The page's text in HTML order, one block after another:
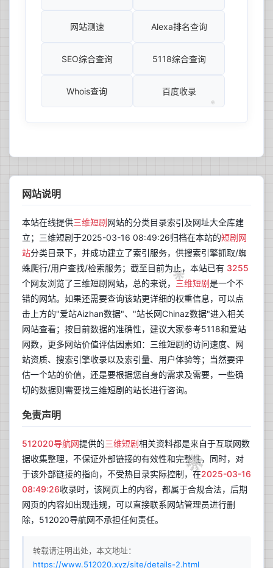
网站测速 Alexa排名查询
SEO综合查询 5118综合查询
Whois查询 百度收录
网站说明
本站在线提供三维短剧网站的分类目录索引及网址大全库建
立；三维短剧于2025-03-16 08:49:26归档在本站的短剧网
站分类目录下，并成功建立了索引服务，供搜索引擎抓取/蜘
蛛爬行/用户查找/检索服务；截至目前为止，本站已有 3255
个网友浏览了三维短剧网站，总的来说， 三维短剧是一个不
错的网站。如果还需要查询该站更详细的权重信息，可以点
击上方的"爱站Aizhan数据"、"站长网Chinaz数据"进入相关
网站查看；按目前数据的准确性，建议大家参考5118和爱站
网数，更多网站价值评估因素如：三维短剧的访问速度、网
站资质、搜索引擎收录以及索引量、用户体验等；当然要评
估一个站的价值，还是要根据您自身的需求及需要，一些确
切的数据则需要找三维短剧的站长进行咨询。
免责声明
512020导航网提供的三维短剧相关资料都是来自于互联网数
据收集整理，不保证外部链接的有效性和完整性，同时，对
于该外部链接的指向，不受热目录实际控制，在2025-03-16
08:49:26收录时，该网页上的内容，都属于合规合法，后期
网页的内容如出现违规，可以直接联系网站管理员进行删
除，512020导航网不承担任何责任。
转载请注明出处，本文地址：
https://www.512020.xyz/site/details-2.html